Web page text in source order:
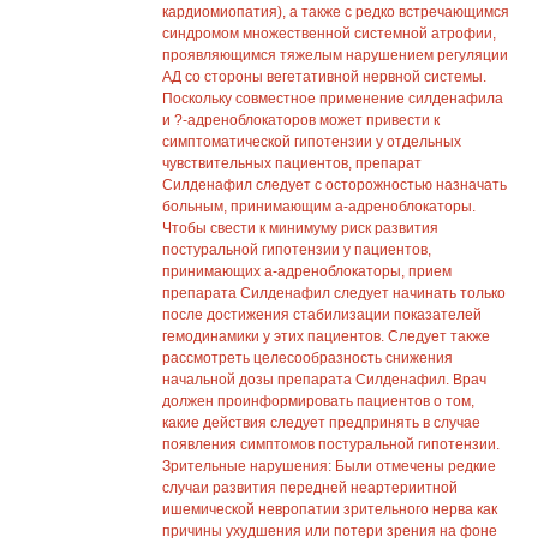
кардиомиопатия), а также с редко встречающимся
синдромом множественной системной атрофии,
проявляющимся тяжелым нарушением регуляции
АД со стороны вегетативной нервной системы.
Поскольку совместное применение силденафила
и ?-адреноблокаторов может привести к
симптоматической гипотензии у отдельных
чувствительных пациентов, препарат
Силденафил следует с осторожностью назначать
больным, принимающим а-адреноблокаторы.
Чтобы свести к минимуму риск развития
постуральной гипотензии у пациентов,
принимающих а-адреноблокаторы, прием
препарата Силденафил следует начинать только
после достижения стабилизации показателей
гемодинамики у этих пациентов. Следует также
рассмотреть целесообразность снижения
начальной дозы препарата Силденафил. Врач
должен проинформировать пациентов о том,
какие действия следует предпринять в случае
появления симптомов постуральной гипотензии.
Зрительные нарушения: Были отмечены редкие
случаи развития передней неартериитной
ишемической невропатии зрительного нерва как
причины ухудшения или потери зрения на фоне